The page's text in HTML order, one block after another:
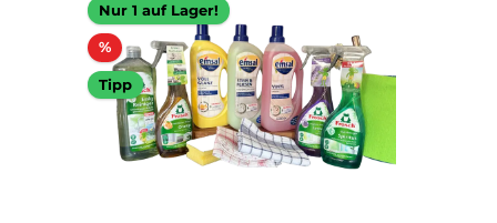
Nur 1 auf Lager!
%Rabatt
Tipp